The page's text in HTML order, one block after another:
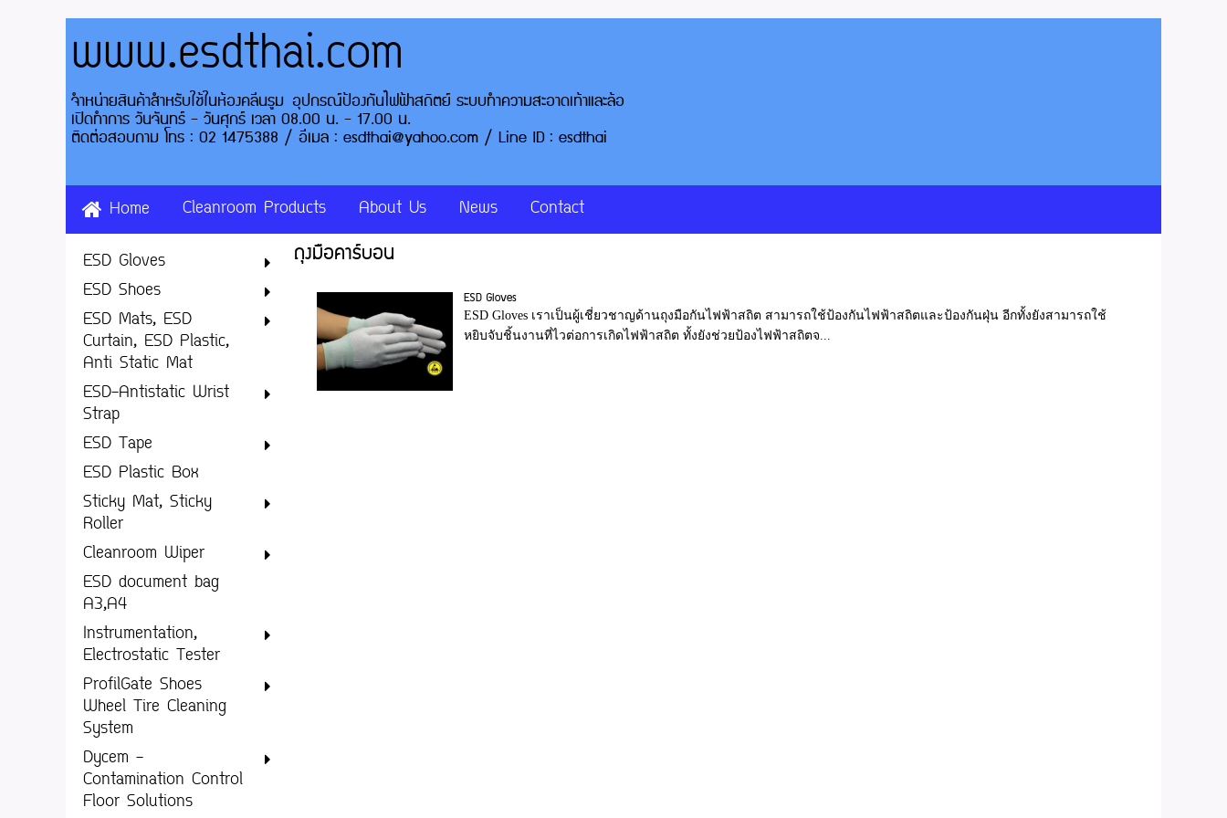
www.esdthai.com
จำหน่ายสินค้าสำหรับใช้ในห้องคลีนรูม อุปกรณ์ป้องกันไฟฟ้าสถิตย์ ระบบทำความสะอาดเท้าและล้อ
เปิดทำการ วันจันทร์ - วันศุกร์ เวลา 08.00 น. - 17.00 น.
ติดต่อสอบถาม โทร : 02 1475388 / อีเมล : esdthai@yahoo.com / Line ID : esdthai
Home Cleanroom Products About Us News Contact
ESD Gloves
ESD Shoes
ESD Mats, ESD
Curtain, ESD Plastic,
Anti Static Mat
ESD-Antistatic Wrist
Strap
ESD Tape
ESD Plastic Box
Sticky Mat, Sticky
Roller
Cleanroom Wiper
ESD document bag
A3,A4
Instrumentation,
Electrostatic Tester
ProfilGate Shoes
Wheel Tire Cleaning
System
Dycem -
Contamination Control
Floor Solutions
ถุงมือคาร์บอน
ESD Gloves
ESD Gloves เราเป็นผู้เชี่ยวชาญด้านถุงมือกันไฟฟ้าสถิต สามารถใช้ป้องกันไฟฟ้าสถิตและป้องกันฝุ่น อีกทั้งยังสามารถใช้
หยิบจับชิ้นงานที่ไวต่อการเกิดไฟฟ้าสถิต ทั้งยังช่วยป้องไฟฟ้าสถิตจ...